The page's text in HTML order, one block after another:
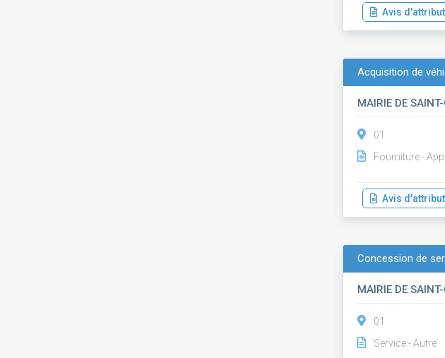
Avis
Acquisition de
MAIRIE DE
01
Fourniture -
Avis
Concession de
MAIRIE DE
01
Service - Autre